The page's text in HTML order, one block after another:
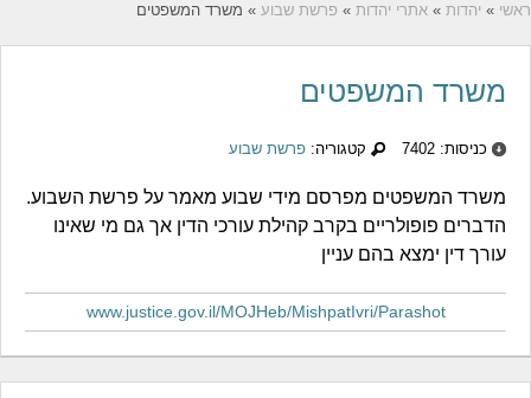
ראשי » יהדות » אתרי יהדות » פרשת שבוע » משרד המשפטים
משרד המשפטים
כניסות: 7402 קטגוריה: פרשת שבוע
משרד המשפטים מפרסם מידי שבוע מאמר על פרשת השבוע.
הדברים פופולריים בקרב קהילת עורכי הדין אך גם מי שאינו
עורך דין ימצא בהם עניין
www.justice.gov.il/MOJHeb/MishpatIvri/Parashot